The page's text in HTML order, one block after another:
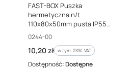
FAST-BOX Puszka
hermetyczna n/t
110x80x50mm pusta IP55
biała 0244-00
Kod producenta
0244-00
Cena brutto
10,20 zł w tym %s VAT
w tym 23% VAT
Dostępność:Dostępne